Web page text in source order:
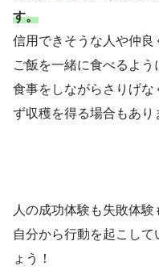
す。
信用できそうな人や仲
ご飯を一緒に食べるよう
食事をしながらさりげ
ず収穫を得る場合もあり
人の成功体験も失敗体験
自分から行動を起こし
ょう！